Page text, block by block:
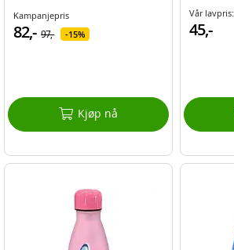
Kampanjepris
82,- 97,- 15%
Kjøp nå
Vår lavpris:
45,-